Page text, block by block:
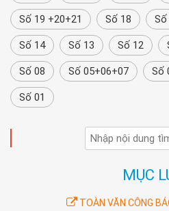
Số 19 +20+21 Số 18 Số
Số 14 Số 13 Số 12
Số 08 Số 05+06+07 Số
Số 01
MỤC
TOÀN VĂN CÔNG